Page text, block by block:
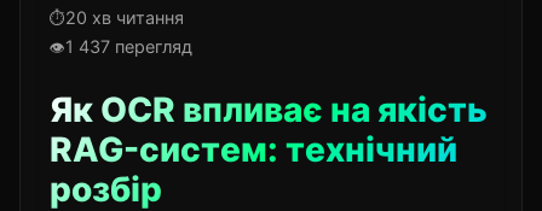
20 хв читання
1 437 перегляд
Як OCR впливає на якість
RAG-систем: технічний
розбір